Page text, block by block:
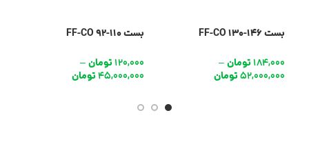
بست 146-130 FF-CO
184,000تومان–
52,000,000تومان
بست 110-92 FF-CO
120,000تومان–
45,000,000تومان